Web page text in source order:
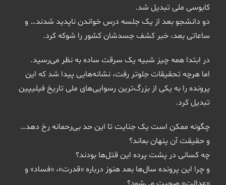
کابوسی ملی تبدیل شد.
دو دانشجو بعد از یک جلسه درس خواندن ناپدید شدند… و
ساعاتی بعد، خبر کشف جسدشان کشور را شوکه کرد.
در ابتدا همه چیز شبیه یک سرقت ساده به نظر می‌رسید.
اما هرچه تحقیقات جلوتر رفت، نشانه‌هایی پیدا شد که این
پرونده را به یکی از بزرگ‌ترین رسوایی‌های ملی تاریخ فیلیپین
تبدیل کرد.
چگونه ممکن است یک جنایت تا این حد بی‌رحمانه رخ دهد…
و حقیقت آن پنهان بماند؟
چه کسانی در پشت پرده این قتل‌ها بودند؟
و چرا این پرونده سال‌ها بعد هنوز درباره «قدرت»، «فساد» و